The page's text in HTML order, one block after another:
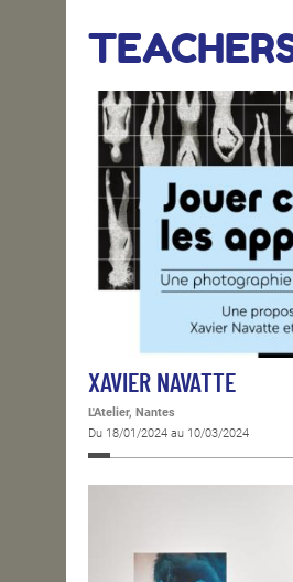
XAVIER NAVATTE
L'Atelier, Nantes
Du 18/01/2024 au 10/03/2024